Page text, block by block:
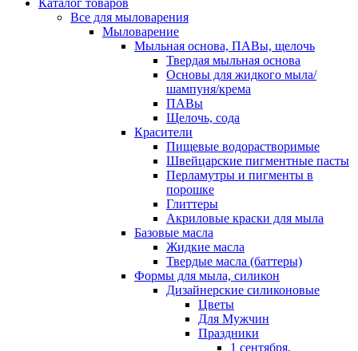
Каталог товаров
Все для мыловарения
Мыловарение
Мыльная основа, ПАВы, щелочь
Твердая мыльная основа
Основы для жидкого мыла/
шампуня/крема
ПАВы
Щелочь, сода
Красители
Пищевые водорастворимые
Швейцарские пигментные пасты
Перламутры и пигменты в
порошке
Глиттеры
Акриловые краски для мыла
Базовые масла
Жидкие масла
Твердые масла (баттеры)
Формы для мыла, силикон
Дизайнерские силиконовые
Цветы
Для Мужчин
Праздники
1 сентября,